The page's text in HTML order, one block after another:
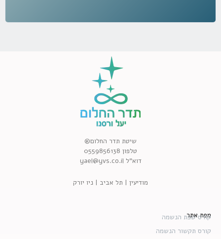
שיטת תדר החלום®
טלפון 0559856138
דוא”ל yael@yvs.co.il
מודיעין | תל אביב | ניו יורק
מפת אתר
קורס שפת הנשמה
קורס תקשור הנשמה